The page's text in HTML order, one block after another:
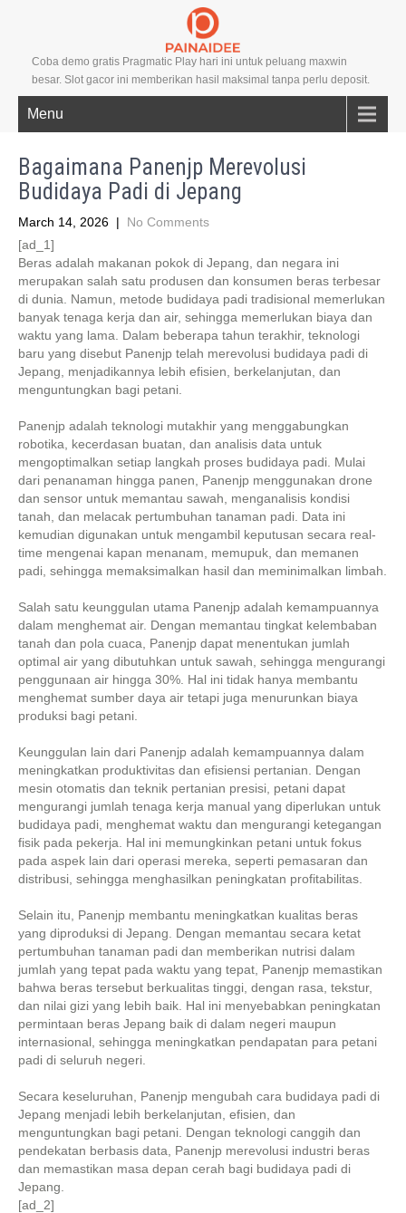
Coba demo gratis Pragmatic Play hari ini untuk peluang maxwin
besar. Slot gacor ini memberikan hasil maksimal tanpa perlu deposit.
Menu
Bagaimana Panenjp Merevolusi
Budidaya Padi di Jepang
March 14, 2026 | No Comments
[ad_1]
Beras adalah makanan pokok di Jepang, dan negara ini
merupakan salah satu produsen dan konsumen beras terbesar
di dunia. Namun, metode budidaya padi tradisional memerlukan
banyak tenaga kerja dan air, sehingga memerlukan biaya dan
waktu yang lama. Dalam beberapa tahun terakhir, teknologi
baru yang disebut Panenjp telah merevolusi budidaya padi di
Jepang, menjadikannya lebih efisien, berkelanjutan, dan
menguntungkan bagi petani.
Panenjp adalah teknologi mutakhir yang menggabungkan
robotika, kecerdasan buatan, dan analisis data untuk
mengoptimalkan setiap langkah proses budidaya padi. Mulai
dari penanaman hingga panen, Panenjp menggunakan drone
dan sensor untuk memantau sawah, menganalisis kondisi
tanah, dan melacak pertumbuhan tanaman padi. Data ini
kemudian digunakan untuk mengambil keputusan secara real-
time mengenai kapan menanam, memupuk, dan memanen
padi, sehingga memaksimalkan hasil dan meminimalkan limbah.
Salah satu keunggulan utama Panenjp adalah kemampuannya
dalam menghemat air. Dengan memantau tingkat kelembaban
tanah dan pola cuaca, Panenjp dapat menentukan jumlah
optimal air yang dibutuhkan untuk sawah, sehingga mengurangi
penggunaan air hingga 30%. Hal ini tidak hanya membantu
menghemat sumber daya air tetapi juga menurunkan biaya
produksi bagi petani.
Keunggulan lain dari Panenjp adalah kemampuannya dalam
meningkatkan produktivitas dan efisiensi pertanian. Dengan
mesin otomatis dan teknik pertanian presisi, petani dapat
mengurangi jumlah tenaga kerja manual yang diperlukan untuk
budidaya padi, menghemat waktu dan mengurangi ketegangan
fisik pada pekerja. Hal ini memungkinkan petani untuk fokus
pada aspek lain dari operasi mereka, seperti pemasaran dan
distribusi, sehingga menghasilkan peningkatan profitabilitas.
Selain itu, Panenjp membantu meningkatkan kualitas beras
yang diproduksi di Jepang. Dengan memantau secara ketat
pertumbuhan tanaman padi dan memberikan nutrisi dalam
jumlah yang tepat pada waktu yang tepat, Panenjp memastikan
bahwa beras tersebut berkualitas tinggi, dengan rasa, tekstur,
dan nilai gizi yang lebih baik. Hal ini menyebabkan peningkatan
permintaan beras Jepang baik di dalam negeri maupun
internasional, sehingga meningkatkan pendapatan para petani
padi di seluruh negeri.
Secara keseluruhan, Panenjp mengubah cara budidaya padi di
Jepang menjadi lebih berkelanjutan, efisien, dan
menguntungkan bagi petani. Dengan teknologi canggih dan
pendekatan berbasis data, Panenjp merevolusi industri beras
dan memastikan masa depan cerah bagi budidaya padi di
Jepang.
[ad_2]